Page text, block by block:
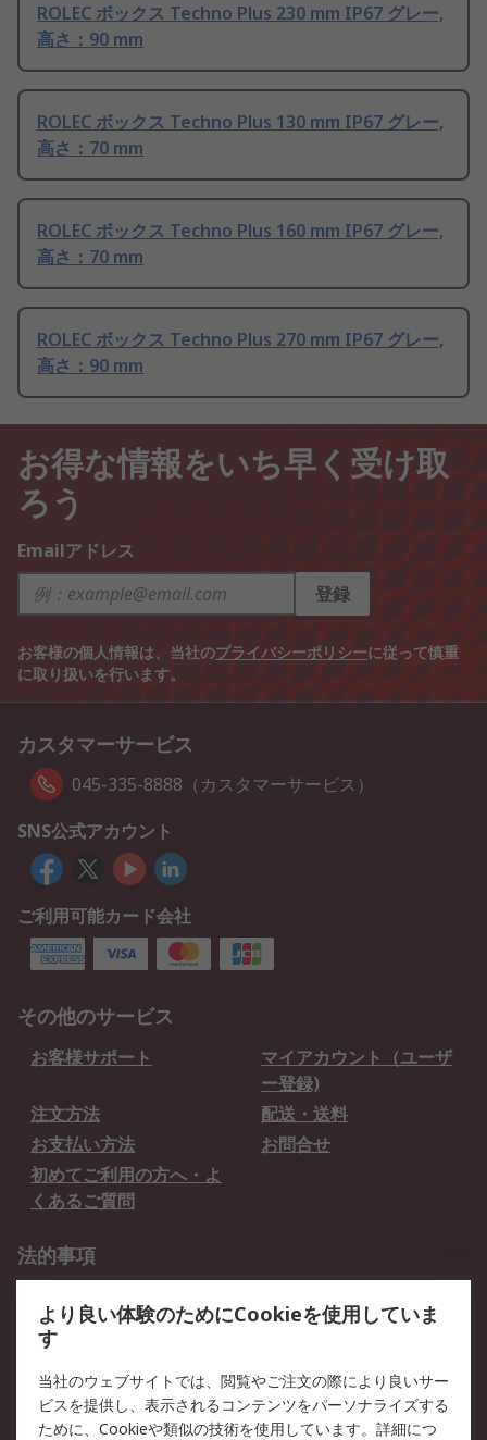
ROLEC ボックス Techno Plus 230 mm IP67 グレー,
高さ：90 mm
ROLEC ボックス Techno Plus 130 mm IP67 グレー,
高さ：70 mm
ROLEC ボックス Techno Plus 160 mm IP67 グレー,
高さ：70 mm
ROLEC ボックス Techno Plus 270 mm IP67 グレー,
高さ：90 mm
お得な情報をいち早く受け取
ろう
Emailアドレス
登録
お客様の個人情報は、当社のプライバシーポリシーに従って慎重
に取り扱いを行います。
カスタマーサービス
045-335-8888（カスタマーサービス）
SNS公式アカウント
ご利用可能カード会社
その他のサービス
お客様サポート
マイアカウント（ユーザ
ー登録)
注文方法
配送・送料
お支払い方法
お問合せ
初めてご利用の方へ・よ
くあるご質問
法的事項
クッキーポリシー
RSについて
会社概要 採用情報
より良い体験のためにCookieを使用していま
す
当社のウェブサイトでは、閲覧やご注文の際により良いサー
ビスを提供し、表示されるコンテンツをパーソナライズする
ために、Cookieや類似の技術を使用しています。詳細につ